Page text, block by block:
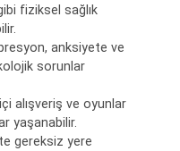
fiziksel sağlık
anksiyete ve
sorunlar
alışveriş ve oyunlar
yaşanabilir.
gereksiz yere